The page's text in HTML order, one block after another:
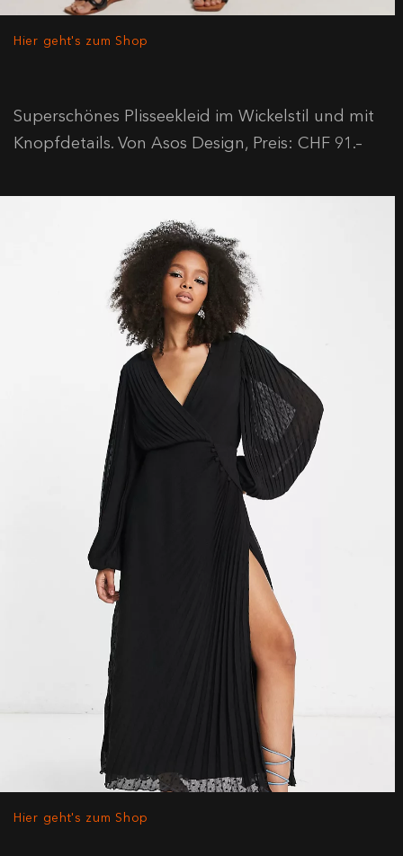
Hier geht's zum Shop
Superschönes Plisseekleid im Wickelstil und mit
Knopfdetails. Von Asos Design, Preis: CHF 91.–
Hier geht's zum Shop